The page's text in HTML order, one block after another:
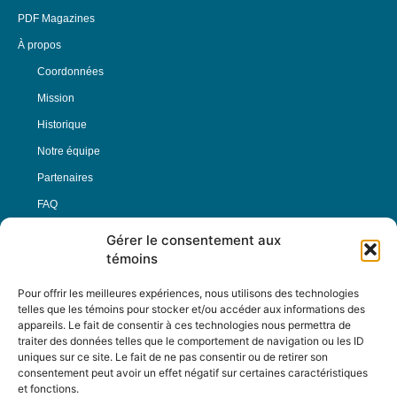
Gérer le consentement aux
témoins
Pour offrir les meilleures expériences, nous utilisons des technologies
telles que les témoins pour stocker et/ou accéder aux informations des
appareils. Le fait de consentir à ces technologies nous permettra de
traiter des données telles que le comportement de navigation ou les ID
uniques sur ce site. Le fait de ne pas consentir ou de retirer son
consentement peut avoir un effet négatif sur certaines caractéristiques
et fonctions.
PDF Magazines
À propos
Coordonnées
Mission
Historique
Notre équipe
Partenaires
FAQ
Nous Suivre